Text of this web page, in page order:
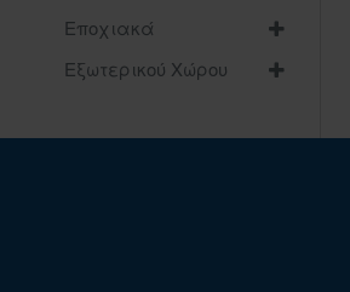
Εποχιακά
Εξωτερικού Χώρου